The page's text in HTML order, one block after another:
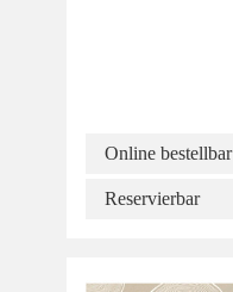
Online bestellbar
Reservierbar